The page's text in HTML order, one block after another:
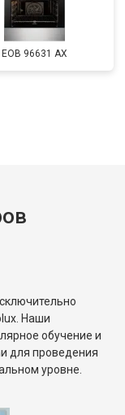
EOB 96631 AX
Наши
обучение и
для проведения
уровне.